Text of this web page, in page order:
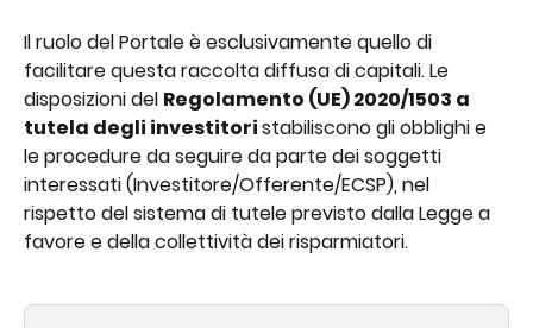
Il ruolo del Portale è esclusivamente quello di
facilitare questa raccolta diffusa di capitali. Le
disposizioni del Regolamento (UE) 2020/1503 a
tutela degli investitori stabiliscono gli obblighi e
le procedure da seguire da parte dei soggetti
interessati (Investitore/Offerente/ECSP), nel
rispetto del sistema di tutele previsto dalla Legge a
favore e della collettività dei risparmiatori.